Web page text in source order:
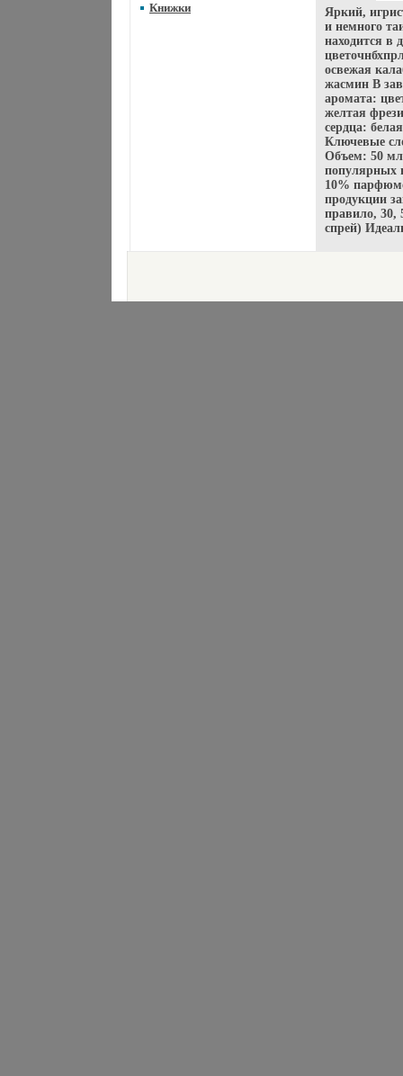
Книжки
Яркий,
и немного
находится в
освежая
жасмин В
аромата:
желтая
сердца:
Ключевые
Объем: 50 мл
популярных
10%
продукции
правило, 30,
спрей)